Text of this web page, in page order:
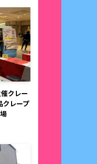
クレー
レープ